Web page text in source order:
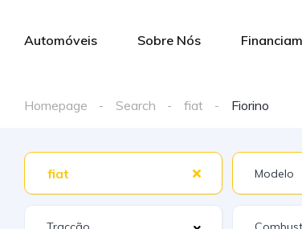
Automóveis Sobre Nós
Homepage Search fiat Fiorino
fiat